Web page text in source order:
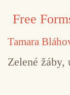
Free
Tamara
Zelené žáby,